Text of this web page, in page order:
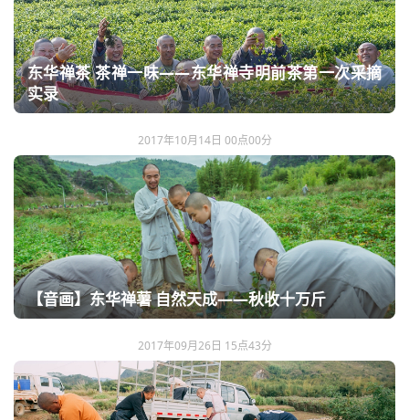
东华禅茶 茶禅一味——东华禅寺明前茶第一次采摘
实录
2017年10月14日 00点00分
【音画】东华禅薯 自然天成——秋收十万斤
2017年09月26日 15点43分